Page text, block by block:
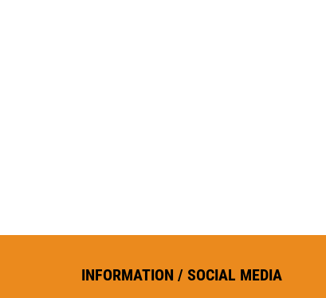
INFORMATION / SOCIAL MEDIA